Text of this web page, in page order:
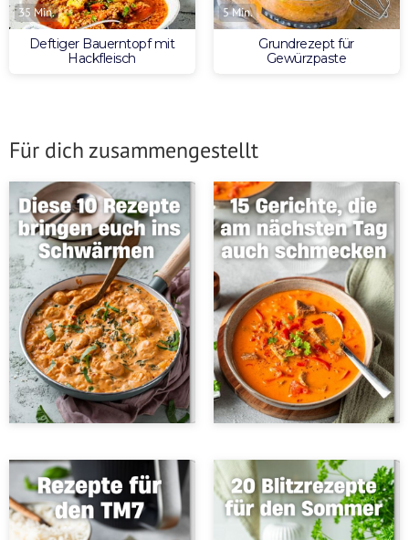
35 Min.
Deftiger Bauerntopf mit
Hackfleisch
5 Min.
Grundrezept für
Gewürzpaste
Für dich zusammengestellt